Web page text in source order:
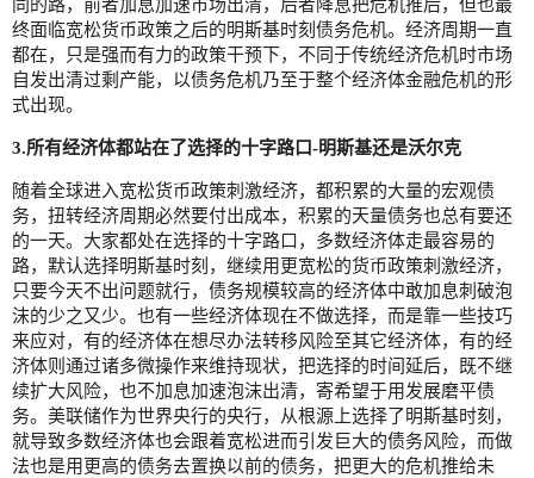
同的路，前者加息加速市场出清，后者降息把危机推后，但也最
终面临宽松货币政策之后的明斯基时刻债务危机。经济周期一直
都在，只是强而有力的政策干预下，不同于传统经济危机时市场
自发出清过剩产能，以债务危机乃至于整个经济体金融危机的形
式出现。
3.所有经济体都站在了选择的十字路口-明斯基还是沃尔克
随着全球进入宽松货币政策刺激经济，都积累的大量的宏观债
务，扭转经济周期必然要付出成本，积累的天量债务也总有要还
的一天。大家都处在选择的十字路口，多数经济体走最容易的
路，默认选择明斯基时刻，继续用更宽松的货币政策刺激经济，
只要今天不出问题就行，债务规模较高的经济体中敢加息刺破泡
沫的少之又少。也有一些经济体现在不做选择，而是靠一些技巧
来应对，有的经济体在想尽办法转移风险至其它经济体，有的经
济体则通过诸多微操作来维持现状，把选择的时间延后，既不继
续扩大风险，也不加息加速泡沫出清，寄希望于用发展磨平债
务。美联储作为世界央行的央行，从根源上选择了明斯基时刻，
就导致多数经济体也会跟着宽松进而引发巨大的债务风险，而做
法也是用更高的债务去置换以前的债务，把更大的危机推给未